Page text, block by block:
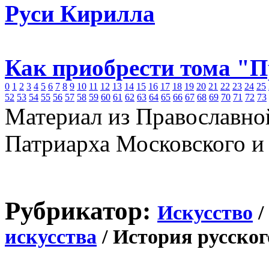
Руси Кирилла
Как приобрести тома
0 1 2 3 4 5 6 7 8 9 10 11 12 13 14 15 16 17 18 19 20 21 22 23 24 25
52 53 54 55 56 57 58 59 60 61 62 63 64 65 66 67 68 69 70 71 72 73
Материал из
Патриарха Московского
Рубрикатор: Искусство /
искусства / История